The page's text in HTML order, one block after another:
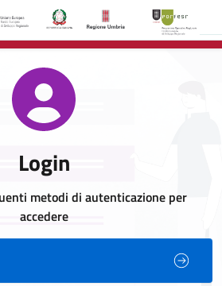
Login
metodi di autenticazione per
accedere